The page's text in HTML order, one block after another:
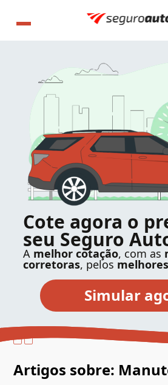
Cote agora o
seu Seguro
A melhor cotação, com as
corretoras, pelos
Artigos sobre: